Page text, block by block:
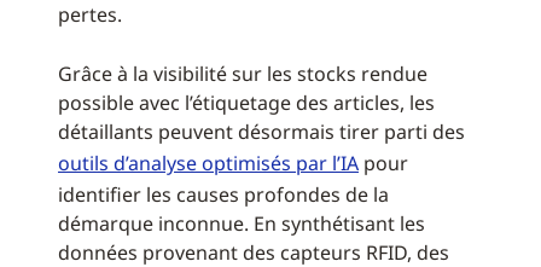
pertes.
Grâce à la visibilité sur les stocks rendue
possible avec l’étiquetage des articles, les
détaillants peuvent désormais tirer parti des
outils d’analyse optimisés par l’IA pour
identifier les causes profondes de la
démarque inconnue. En synthétisant les
données provenant des capteurs RFID, des